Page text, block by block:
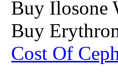
Buy Ilosone
Buy
Cost Of